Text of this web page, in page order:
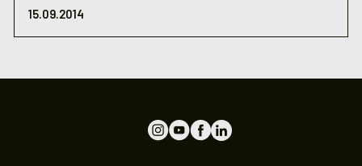
15.09.2014